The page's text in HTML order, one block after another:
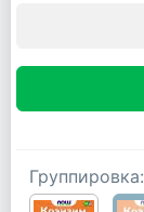
Группировка: